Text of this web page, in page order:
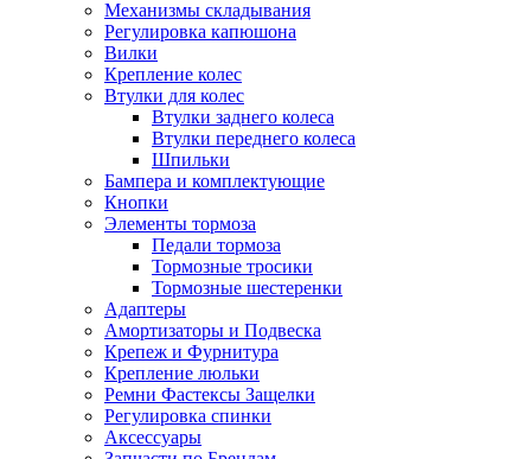
Механизмы складывания
Регулировка капюшона
Вилки
Крепление колес
Втулки для колес
Втулки заднего колеса
Втулки переднего колеса
Шпильки
Бампера и комплектующие
Кнопки
Элементы тормоза
Педали тормоза
Тормозные тросики
Тормозные шестеренки
Адаптеры
Амортизаторы и Подвеска
Крепеж и Фурнитура
Крепление люльки
Ремни Фастексы Защелки
Регулировка спинки
Аксессуары